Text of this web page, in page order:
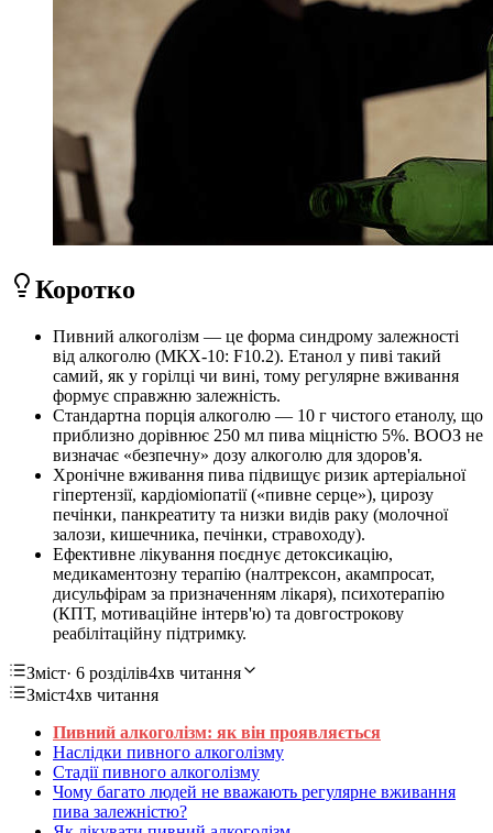
Коротко
Пивний алкоголізм — це форма синдрому залежності
від алкоголю (МКХ-10: F10.2). Етанол у пиві такий
самий, як у горілці чи вині, тому регулярне вживання
формує справжню залежність.
Стандартна порція алкоголю — 10 г чистого етанолу, що
приблизно дорівнює 250 мл пива міцністю 5%. ВООЗ не
визначає «безпечну» дозу алкоголю для здоров'я.
Хронічне вживання пива підвищує ризик артеріальної
гіпертензії, кардіоміопатії («пивне серце»), цирозу
печінки, панкреатиту та низки видів раку (молочної
залози, кишечника, печінки, стравоходу).
Ефективне лікування поєднує детоксикацію,
медикаментозну терапію (налтрексон, акампросат,
дисульфірам за призначенням лікаря), психотерапію
(КПТ, мотиваційне інтерв'ю) та довгострокову
реабілітаційну підтримку.
Зміст· 6 розділів4хв читання
Зміст4хв читання
Пивний алкоголізм: як він проявляється
Наслідки пивного алкоголізму
Стадії пивного алкоголізму
Чому багато людей не вважають регулярне вживання
пива залежністю?